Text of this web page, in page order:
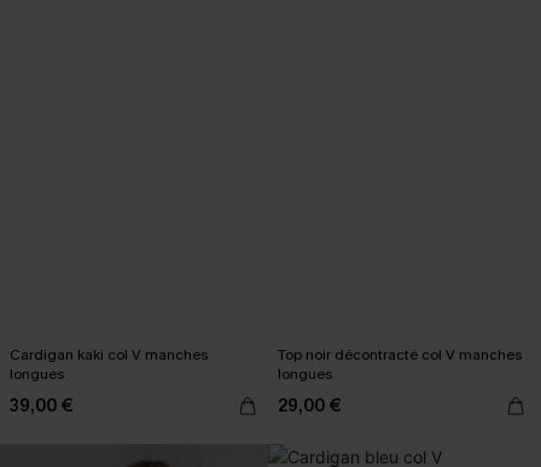
Cardigan kaki col V manches
longues
39,00 €
Top noir décontracté col V manches
longues
29,00 €